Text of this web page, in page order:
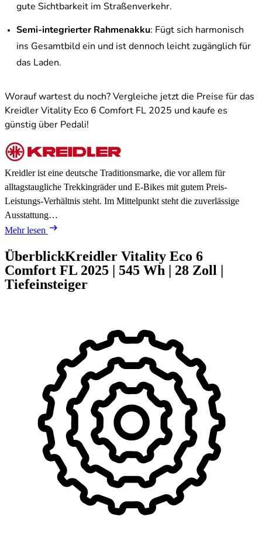
gute Sichtbarkeit im Straßenverkehr.
Semi-integrierter Rahmenakku: Fügt sich harmonisch
ins Gesamtbild ein und ist dennoch leicht zugänglich für
das Laden.
Worauf wartest du noch? Vergleiche jetzt die Preise für das
Kreidler Vitality Eco 6 Comfort FL 2025 und kaufe es
günstig über Pedali!
Kreidler ist eine deutsche Traditionsmarke, die vor allem für
alltagstaugliche Trekkingräder und E-Bikes mit gutem Preis-
Leistungs-Verhältnis steht. Im Mittelpunkt steht die zuverlässige
Ausstattung…
Mehr lesen
ÜberblickKreidler Vitality Eco 6
Comfort FL 2025 | 545 Wh | 28 Zoll |
Tiefeinsteiger